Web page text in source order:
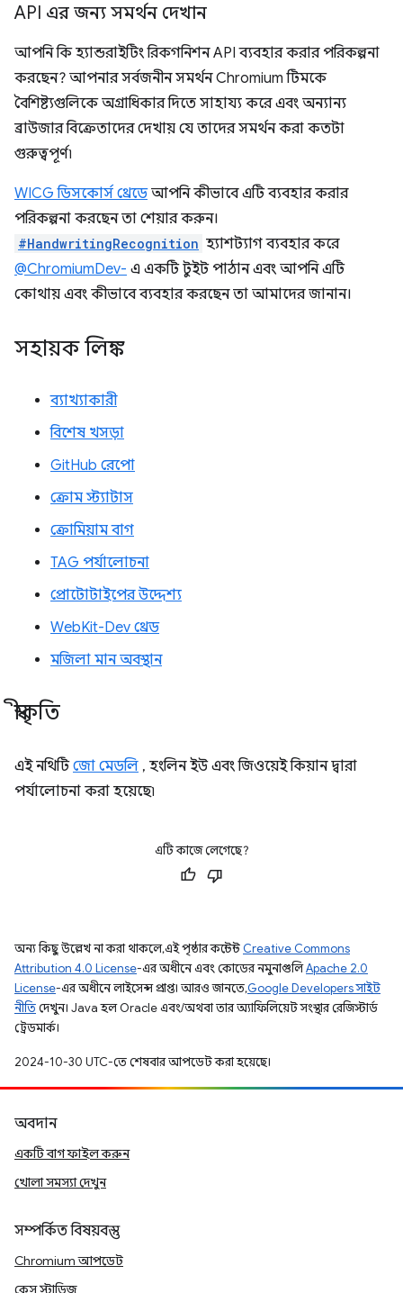
API এর জন্য সমর্থন দেখান
আপনি কি হ্যান্ডরাইটিং রিকগনিশন API ব্যবহার করার পরিকল্পনা
করছেন? আপনার সর্বজনীন সমর্থন Chromium টিমকে
বৈশিষ্ট্যগুলিকে অগ্রাধিকার দিতে সাহায্য করে এবং অন্যান্য
ব্রাউজার বিক্রেতাদের দেখায় যে তাদের সমর্থন করা কতটা
গুরুত্বপূর্ণ৷
WICG ডিসকোর্স থ্রেডেআপনি কীভাবে এটি ব্যবহার করার
পরিকল্পনা করছেন তা শেয়ার করুন।
#HandwritingRecognition হ্যাশট্যাগ ব্যবহার করে
@ChromiumDev- এ একটি টুইট পাঠান এবং আপনি এটি
কোথায় এবং কীভাবে ব্যবহার করছেন তা আমাদের জানান।
সহায়ক লিঙ্ক
ব্যাখ্যাকারী
বিশেষ খসড়া
GitHub রেপো
ক্রোম স্ট্যাটাস
ক্রোমিয়াম বাগ
TAG পর্যালোচনা
প্রোটোটাইপের উদ্দেশ্য
WebKit-Dev থ্রেড
মজিলা মান অবস্থান
স্বীকৃতি
এই নথিটিজো মেডলি , হংলিন ইউ এবং জিওয়েই কিয়ান দ্বারা
পর্যালোচনা করা হয়েছে৷
এটি কাজে লেগেছে?
অন্য কিছু উল্লেখ না করা থাকলে, এই পৃষ্ঠার কন্টেন্ট Creative Commons
Attribution 4.0 License-এর অধীনে এবং কোডের নমুনাগুলিApache 2.0
License-এর অধীনে লাইসেন্স প্রাপ্ত। আরও জানতে,Google Developers সাইট
নীতিদেখুন। Java হল Oracle এবং/অথবা তার অ্যাফিলিয়েট সংস্থার রেজিস্টার্ড
ট্রেডমার্ক।
2024-10-30 UTC-তে শেষবার আপডেট করা হয়েছে।
অবদান
একটি বাগ ফাইল করুন
খোলা সমস্যা দেখুন
সম্পর্কিত বিষয়বস্তু
Chromium আপডেট
কেস স্টাডিজ